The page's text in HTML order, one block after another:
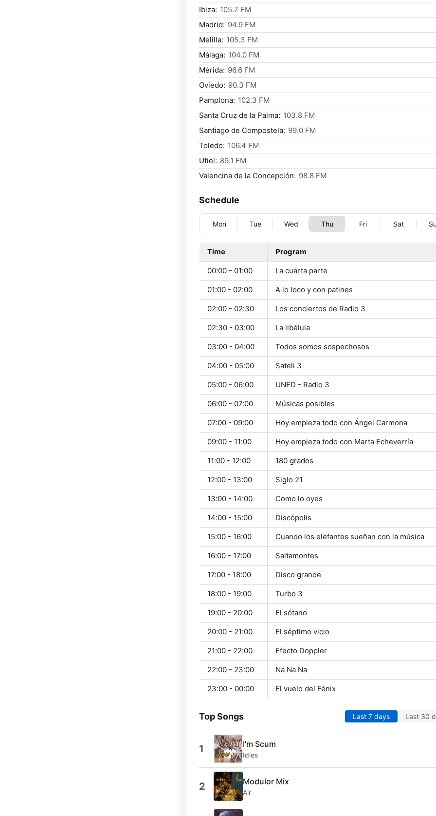
Ibiza: 105.7 FM
Madrid: 94.9 FM
Melilla: 105.3 FM
Málaga: 104.0 FM
Mérida: 96.6 FM
Oviedo: 90.3 FM
Pamplona: 102.3 FM
Santa Cruz de la Palma: 103.8 FM
Santiago de Compostela: 99.0 FM
Toledo: 106.4 FM
Utiel: 89.1 FM
Valencina de la Concepción: 98.8 FM
Schedule
Mon Tue Wed Thu Fri Sat
Time Program
00:00 - 01:00 La cuarta parte
01:00 - 02:00 A lo loco y con patines
02:00 - 02:30 Los conciertos de Radio 3
02:30 - 03:00 La libélula
03:00 - 04:00 Todos somos sospechosos
04:00 - 05:00 Sateli 3
05:00 - 06:00 UNED - Radio 3
06:00 - 07:00 Músicas posibles
07:00 - 09:00 Hoy empieza todo con Ángel Carmona
09:00 - 11:00 Hoy empieza todo con Marta Echeverría
11:00 - 12:00 180 grados
12:00 - 13:00 Siglo 21
13:00 - 14:00 Como lo oyes
14:00 - 15:00 Discópolis
15:00 - 16:00 Cuando los elefantes sueñan con la música
16:00 - 17:00 Saltamontes
17:00 - 18:00 Disco grande
18:00 - 19:00 Turbo 3
19:00 - 20:00 El sótano
20:00 - 21:00 El séptimo vicio
21:00 - 22:00 Efecto Doppler
22:00 - 23:00 Na Na Na
23:00 - 00:00 El vuelo del Fénix
Top Songs Last 7 days Last 30
1 I'm Scum
Idles
2 Modulor Mix
Air